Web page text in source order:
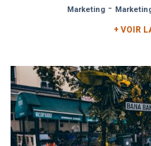
Marketing-
+ VOIR